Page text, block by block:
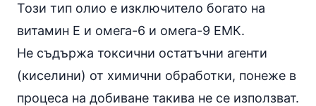
Този тип олио е изключитело богато на
витамин Е и омега-6 и омега-9 ЕМК.
Не съдържа токсични остатъчни агенти
(киселини) от химични обработки, понеже в
процеса на добиване такива не се използват.